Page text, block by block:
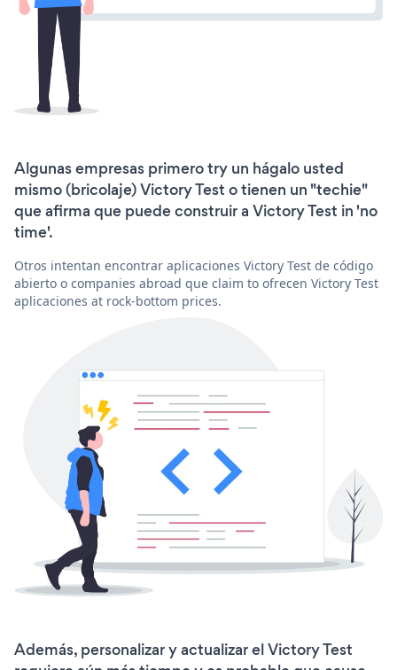
Algunas empresas primero try un hágalo usted
mismo (bricolaje) Victory Test o tienen un "techie"
que afirma que puede construir a Victory Test in 'no
time'.
Otros intentan encontrar aplicaciones Victory Test de código
abierto o companies abroad que claim to ofrecen Victory Test
aplicaciones at rock-bottom prices.
Además, personalizar y actualizar el Victory Test